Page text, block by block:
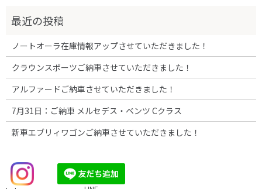
ノートオーラ在庫情報アップさせていただきました！
クラウンスポーツご納車させていただきました！
アルファードご納車させていただきました！
7月31日：ご納車 メルセデス・ベンツ Cクラス
新車エブリィワゴンご納車させていただきました！